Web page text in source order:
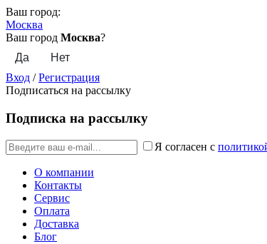
Ваш город:
Москва
Ваш город Москва?
Вход /Регистрация
Подписаться на рассылку
Подписка на рассылку
Я согласен с
О компании
Контакты
Сервис
Оплата
Доставка
Блог